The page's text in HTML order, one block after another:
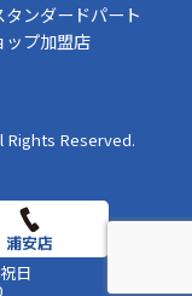
タンダードパート
ップ加盟店
Rights Reserved.
日